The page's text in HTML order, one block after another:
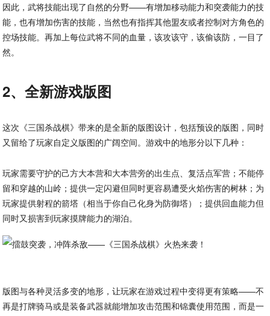
因此，武将技能出现了自然的分野——有增加移动能力和突袭能力的技
能，也有增加伤害的技能，当然也有指挥其他盟友或者控制对方角色的
控场技能。再加上每位武将不同的血量，该攻该守，该偷该防，一目了
然。
2、全新游戏版图
这次《三国杀战棋》带来的是全新的版图设计，包括预设的版图，同时
又留给了玩家自定义版图的广阔空间。游戏中的地形分以下几种：
玩家需要守护的己方大本营和大本营旁的出生点、复活点军营；不能停
留和穿越的山岭；提供一定闪避但同时更容易遭受火焰伤害的树林；为
玩家提供射程的箭塔（相当于你自己化身为防御塔）；提供回血能力但
同时又损害到玩家摸牌能力的湖泊。
版图与各种灵活多变的地形，让玩家在游戏过程中变得更有策略——不
再是打牌骑马或是装备武器就能增加攻击范围和锦囊使用范围，而是一